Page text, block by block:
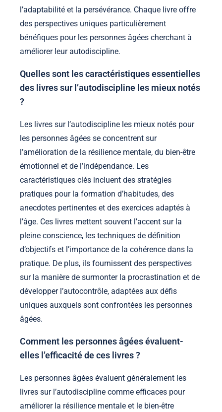
l’adaptabilité et la persévérance. Chaque livre offre
des perspectives uniques particulièrement
bénéfiques pour les personnes âgées cherchant à
améliorer leur autodiscipline.
Quelles sont les caractéristiques essentielles
des livres sur l’autodiscipline les mieux notés
?
Les livres sur l’autodiscipline les mieux notés pour
les personnes âgées se concentrent sur
l’amélioration de la résilience mentale, du bien-être
émotionnel et de l’indépendance. Les
caractéristiques clés incluent des stratégies
pratiques pour la formation d’habitudes, des
anecdotes pertinentes et des exercices adaptés à
l’âge. Ces livres mettent souvent l’accent sur la
pleine conscience, les techniques de définition
d’objectifs et l’importance de la cohérence dans la
pratique. De plus, ils fournissent des perspectives
sur la manière de surmonter la procrastination et de
développer l’autocontrôle, adaptées aux défis
uniques auxquels sont confrontées les personnes
âgées.
Comment les personnes âgées évaluent-
elles l’efficacité de ces livres ?
Les personnes âgées évaluent généralement les
livres sur l’autodiscipline comme efficaces pour
améliorer la résilience mentale et le bien-être